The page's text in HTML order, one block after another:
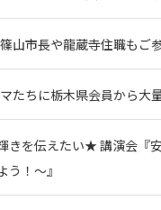
山市長や龍蔵寺住職も
マたちに栃木県会員から大
きを伝えたい★ 講演会『
う！～』